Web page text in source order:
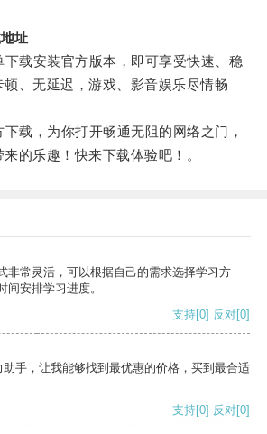
址
安装官方版本，即可享受快速、稳
、无延迟，游戏、影音娱乐尽情畅
，为你打开畅通无阻的网络之门，
的乐趣！快来下载体验吧！。
非常灵活，可以根据自己的需求选择学习方
间安排学习进度。
支持[0] 反对[0]
手，让我能够找到最优惠的价格，买到最合适
支持[0] 反对[0]